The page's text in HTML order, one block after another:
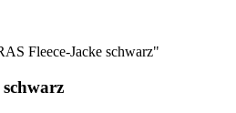
und wie neu
für die Arbeit und Freizeit
Windstopper
Fleece-Jacke schwarz"